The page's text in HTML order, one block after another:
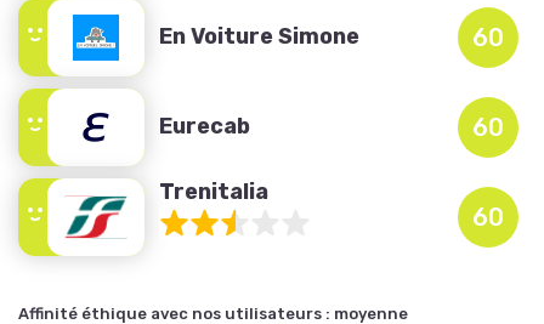
En Voiture Simone 60
Eurecab 60
Trenitalia
60
Affinité éthique avec nos utilisateurs : moyenne